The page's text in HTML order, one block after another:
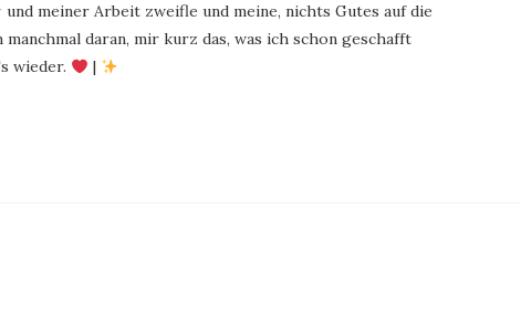
und meiner Arbeit zweifle und meine, nichts Gutes auf die
manchmal daran, mir kurz das, was ich schon geschafft
wieder.
|